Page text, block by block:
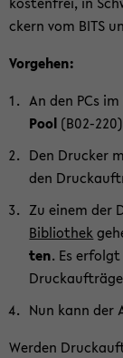
ckern vom BITS
Vor­ge­hen:
An den PCs im
Pool (B02-​
Den Dru­cker
den
Zu einem der
Bi­blio­thek
ten. Es
Nun kann der
Wer­den